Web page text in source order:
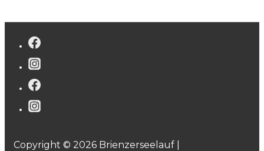
Copyright © 2026 Brienzerseelauf |